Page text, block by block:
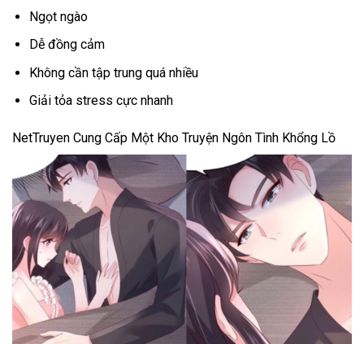
Ngọt ngào
Dễ đồng cảm
Không cần tập trung quá nhiều
Giải tỏa stress cực nhanh
NetTruyen Cung Cấp Một Kho Truyện Ngôn Tình Khổng Lồ